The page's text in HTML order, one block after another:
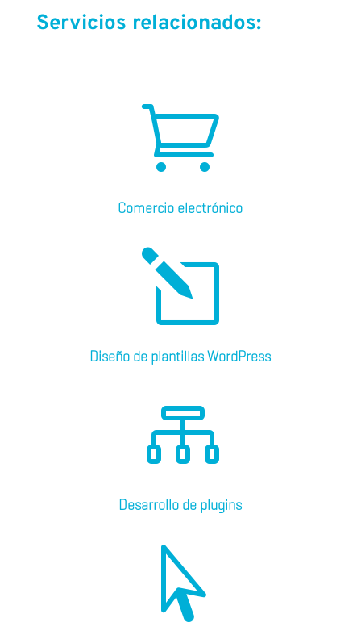
Servicios relacionados:

Comercio electrónico
l
Diseño de plantillas WordPress

Desarrollo de plugins
